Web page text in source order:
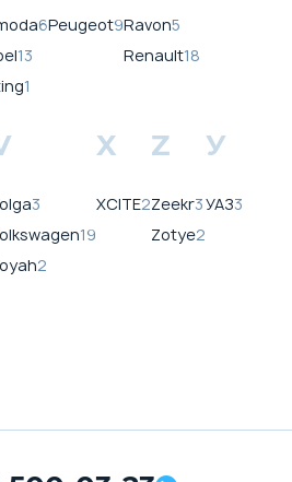
6
13
1
Peugeot9Ravon5
Renault18
3
19
2
X
XCITE2
Z
Zeekr3
Zotye2
У
УАЗ3